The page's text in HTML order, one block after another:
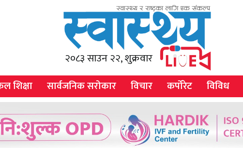
२०८३ साउन २२, शुक्रवार
शिक्षा सार्वजनिक सरोकार विचार कर्पोरेट विविध